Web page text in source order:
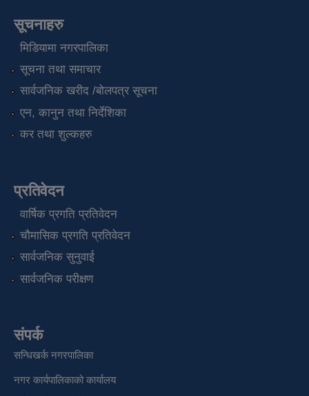
सूचनाहरु
मिडियामा नगरपालिका
सूचना तथा समाचार
सार्वजनिक खरीद /बोलपत्र सूचना
एन, कानुन तथा निर्देशिका
कर तथा शुल्कहरु
प्रतिवेदन
वार्षिक प्रगति प्रतिवेदन
चौमासिक प्रगति प्रतिवेदन
सार्वजनिक सुनुवाई
सार्वजनिक परीक्षण
संपर्क
सन्धिखर्क नगरपालिका
नगर कार्यपालिकाको कार्यालय